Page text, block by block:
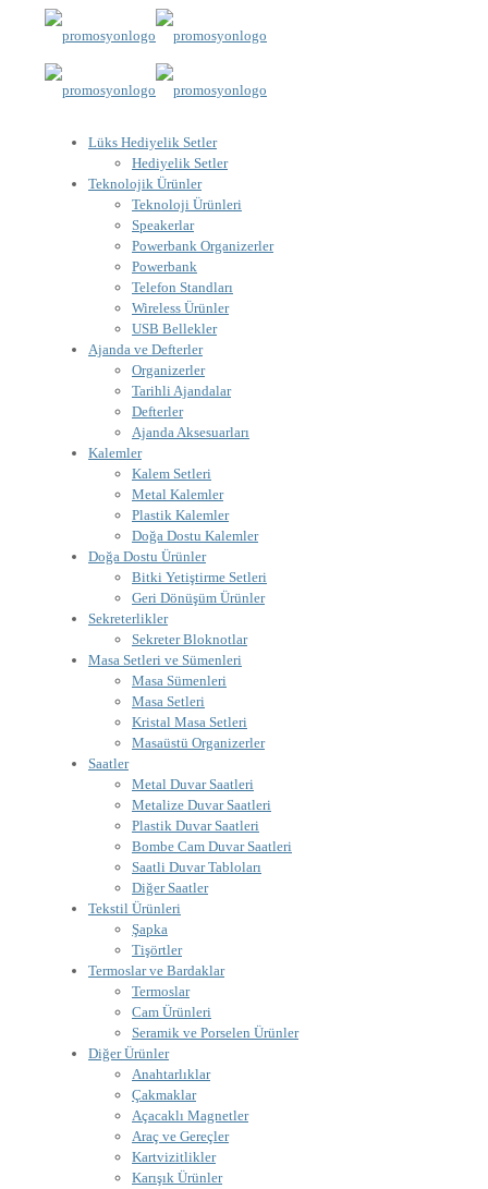
Lüks Hediyelik Setler
Hediyelik Setler
Teknolojik Ürünler
Teknoloji Ürünleri
Speakerlar
Powerbank Organizerler
Powerbank
Telefon Standları
Wireless Ürünler
USB Bellekler
Ajanda ve Defterler
Organizerler
Tarihli Ajandalar
Defterler
Ajanda Aksesuarları
Kalemler
Kalem Setleri
Metal Kalemler
Plastik Kalemler
Doğa Dostu Kalemler
Doğa Dostu Ürünler
Bitki Yetiştirme Setleri
Geri Dönüşüm Ürünler
Sekreterlikler
Sekreter Bloknotlar
Masa Setleri ve Sümenleri
Masa Sümenleri
Masa Setleri
Kristal Masa Setleri
Masaüstü Organizerler
Saatler
Metal Duvar Saatleri
Metalize Duvar Saatleri
Plastik Duvar Saatleri
Bombe Cam Duvar Saatleri
Saatli Duvar Tabloları
Diğer Saatler
Tekstil Ürünleri
Şapka
Tişörtler
Termoslar ve Bardaklar
Termoslar
Cam Ürünleri
Seramik ve Porselen Ürünler
Diğer Ürünler
Anahtarlıklar
Çakmaklar
Açacaklı Magnetler
Araç ve Gereçler
Kartvizitlikler
Karışık Ürünler